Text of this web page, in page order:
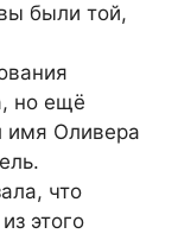
были той,
но ещё
имя Оливера
что
этого